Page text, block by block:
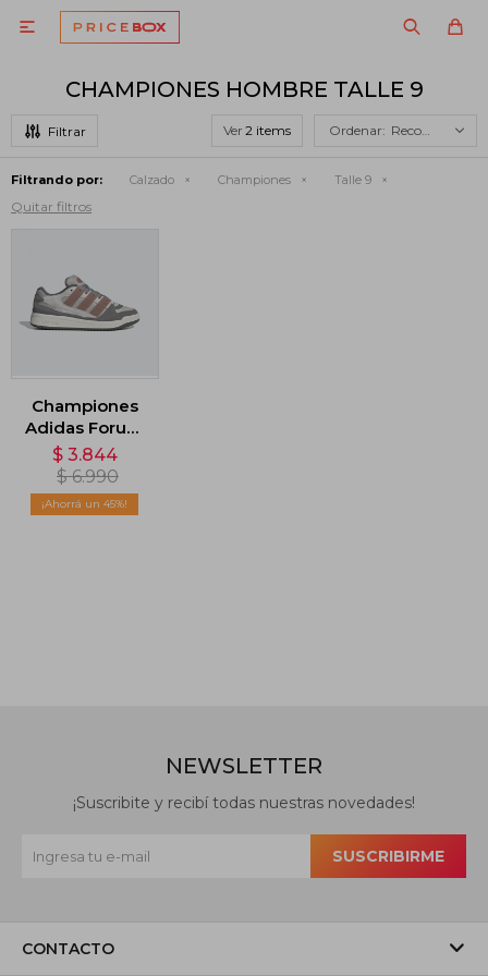

CHAMPIONES HOMBRE TALLE 9
Ver Recomendados
Filtrando por: Calzado Championes Talle 9
Quitar filtros
Championes
Adidas Forum
2000 - Gris
$ 3.844
$ 6.990
45
CONTACTO
NEWSLETTER
¡Suscribite y recibí todas nuestras novedades!
SUSCRIBIRME